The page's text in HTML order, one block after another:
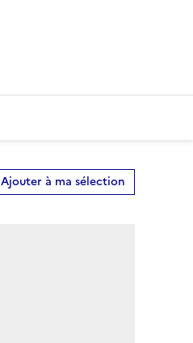
Ajouter à ma sélection